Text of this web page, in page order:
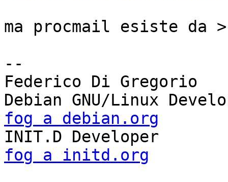
ma procmail esiste da
--
Federico Di Gregorio
fog a debian.org
fog a initd.org